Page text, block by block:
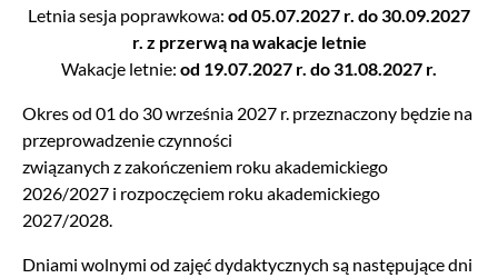
Letnia sesja poprawkowa: od 05.07.2027 r. do 30.09.2027
r. z przerwą na wakacje letnie
Wakacje letnie: od 19.07.2027 r. do 31.08.2027 r.
Okres od 01 do 30 września 2027 r. przeznaczony będzie na
przeprowadzenie czynności
związanych z zakończeniem roku akademickiego
2026/2027 i rozpoczęciem roku akademickiego
2027/2028.
Dniami wolnymi od zajęć dydaktycznych są następujące dni